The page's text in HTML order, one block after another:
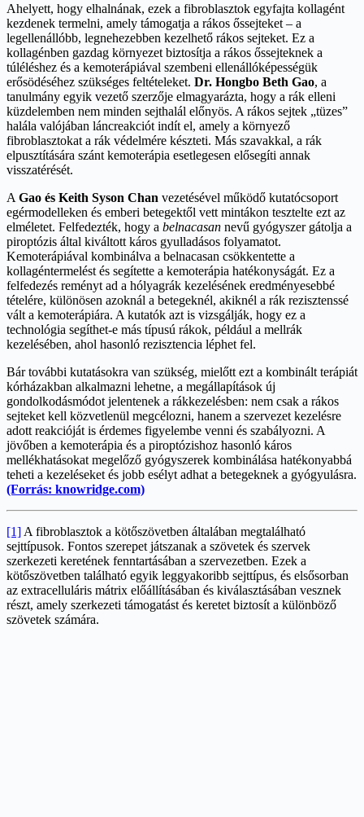
Ahelyett, hogy elhalnának, ezek a fibroblasztok egyfajta kollagént
kezdenek termelni, amely támogatja a rákos őssejteket – a
legellenállóbb, legnehezebben kezelhető rákos sejteket. Ez a
kollagénben gazdag környezet biztosítja a rákos őssejteknek a
túléléshez és a kemoterápiával szembeni ellenállóképességük
erősödéséhez szükséges feltételeket. Dr. Hongbo Beth Gao, a
tanulmány egyik vezető szerzője elmagyarázta, hogy a rák elleni
küzdelemben nem minden sejthalál előnyös. A rákos sejtek „tüzes”
halála valójában láncreakciót indít el, amely a környező
fibroblasztokat a rák védelmére készteti. Más szavakkal, a rák
elpusztítására szánt kemoterápia esetlegesen elősegíti annak
visszatérését.
A Gao és Keith Syson Chan vezetésével működő kutatócsoport
egérmodelleken és emberi betegektől vett mintákon tesztelte ezt az
elméletet. Felfedezték, hogy a belnacasan nevű gyógyszer gátolja a
piroptózis által kiváltott káros gyulladásos folyamatot.
Kemoterápiával kombinálva a belnacasan csökkentette a
kollagéntermelést és segítette a kemoterápia hatékonyságát. Ez a
felfedezés reményt ad a hólyagrák kezelésének eredményesebbé
tételére, különösen azoknál a betegeknél, akiknél a rák rezisztenssé
vált a kemoterápiára. A kutatók azt is vizsgálják, hogy ez a
technológia segíthet-e más típusú rákok, például a mellrák
kezelésében, ahol hasonló rezisztencia léphet fel.
Bár további kutatásokra van szükség, mielőtt ezt a kombinált terápiát
kórházakban alkalmazni lehetne, a megállapítások új
gondolkodásmódot jelentenek a rákkezelésben: nem csak a rákos
sejteket kell közvetlenül megcélozni, hanem a szervezet kezelésre
adott reakcióját is érdemes figyelembe venni és szabályozni. A
jövőben a kemoterápia és a piroptózishoz hasonló káros
mellékhatásokat megelőző gyógyszerek kombinálása hatékonyabbá
teheti a kezeléseket és jobb esélyt adhat a betegeknek a gyógyulásra.
(Forrás: knowridge.com)
[1] A fibroblasztok a kötőszövetben általában megtalálható
sejttípusok. Fontos szerepet játszanak a szövetek és szervek
szerkezeti keretének fenntartásában a szervezetben. Ezek a
kötőszövetben található egyik leggyakoribb sejttípus, és elsősorban
az extracelluláris mátrix előállításában és kiválasztásában vesznek
részt, amely szerkezeti támogatást és keretet biztosít a különböző
szövetek számára.